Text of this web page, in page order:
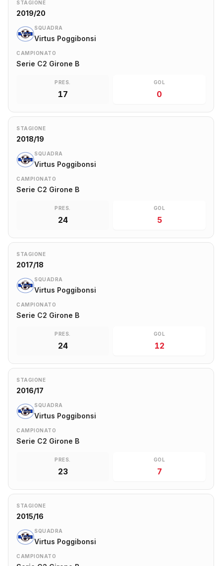
STAGIONE
2019/20
SQUADRA
Virtus Poggibonsi
CAMPIONATO
Serie C2 Girone B
PRES.
17
GOL
0
STAGIONE
2018/19
SQUADRA
Virtus Poggibonsi
CAMPIONATO
Serie C2 Girone B
PRES.
24
GOL
5
STAGIONE
2017/18
SQUADRA
Virtus Poggibonsi
CAMPIONATO
Serie C2 Girone B
PRES.
24
GOL
12
STAGIONE
2016/17
SQUADRA
Virtus Poggibonsi
CAMPIONATO
Serie C2 Girone B
PRES.
23
GOL
7
STAGIONE
2015/16
SQUADRA
Virtus Poggibonsi
CAMPIONATO